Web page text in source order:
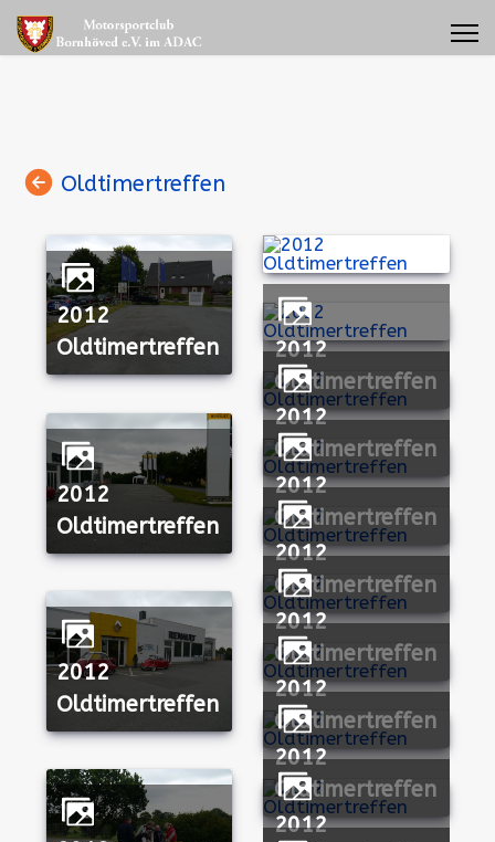
Oldtimertreffen
2012
Oldtimertreffen
2012
Oldtimertreffen
2012
Oldtimertreffen
Oldtimertreffen
2012
Oldtimertreffen
2012
Oldtimertreffen
2012
Oldtimertreffen
2012
Oldtimertreffen
2012
Oldtimertreffen
2012
Oldtimertreffen
2012
Oldtimertreffen
2012
Oldtimertreffen
2012